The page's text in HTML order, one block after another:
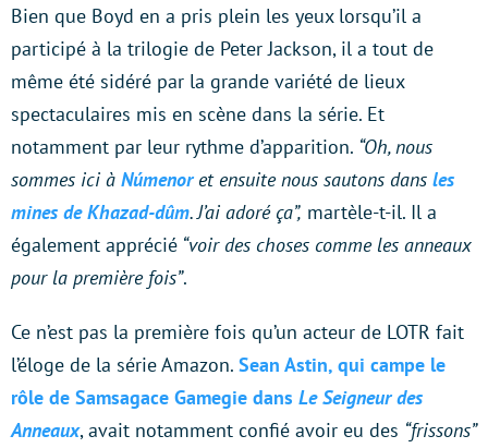
Bien que Boyd en a pris plein les yeux lorsqu’il a
participé à la trilogie de Peter Jackson, il a tout de
même été sidéré par la grande variété de lieux
spectaculaires mis en scène dans la série. Et
notamment par leur rythme d’apparition. “Oh, nous
sommes ici à Númenoret ensuite nous sautons dans les
mines de Khazad-dûm. J’ai adoré ça”, martèle-t-il. Il a
également apprécié “voir des choses comme les anneaux
pour la première fois”.
Ce n’est pas la première fois qu’un acteur de LOTR fait
l’éloge de la série Amazon. Sean Astin, qui campe le
rôle de Samsagace Gamegie dans Le Seigneur des
Anneaux, avait notamment confié avoir eu des “frissons”